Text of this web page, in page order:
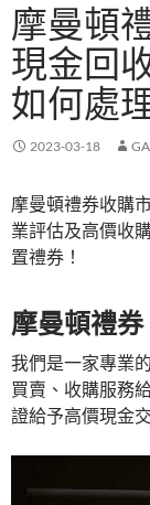
摩曼頓
現金回
如何處
2023-03-18
摩曼頓禮券收購
業評估及高價收
置禮券！
摩曼頓禮券
我們是一家專業
買賣、收購服務
證給予高價現金